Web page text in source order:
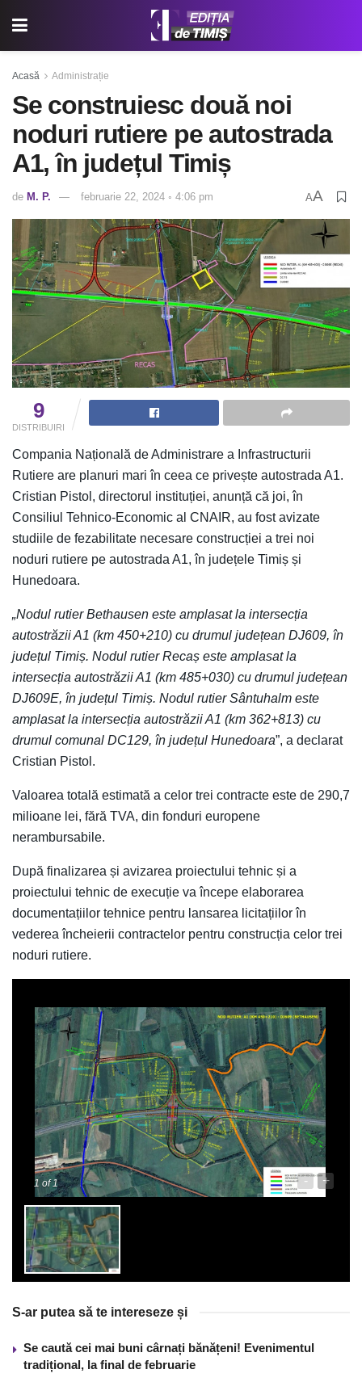
Acasă Administrație
Se construiesc două noi
noduri rutiere pe autostrada
A1, în județul Timiș
de M. P. februarie 22, 2024 ◦ 4:06 pm AA
9
DISTRIBUIRI
Compania Națională de Administrare a Infrastructurii
Rutiere are planuri mari în ceea ce privește autostrada A1.
Cristian Pistol, directorul instituției, anunță că joi, în
Consiliul Tehnico-Economic al CNAIR, au fost avizate
studiile de fezabilitate necesare construcției a trei noi
noduri rutiere pe autostrada A1, în județele Timiș și
Hunedoara.
„Nodul rutier Bethausen este amplasat la intersecția
autostrăzii A1 (km 450+210) cu drumul județean DJ609, în
județul Timiș. Nodul rutier Recaș este amplasat la
intersecția autostrăzii A1 (km 485+030) cu drumul județean
DJ609E, în județul Timiș. Nodul rutier Sântuhalm este
amplasat la intersecția autostrăzii A1 (km 362+813) cu
drumul comunal DC129, în județul Hunedoara”, a declarat
Cristian Pistol.
Valoarea totală estimată a celor trei contracte este de 290,7
milioane lei, fără TVA, din fonduri europene
nerambursabile.
După finalizarea și avizarea proiectului tehnic și a
proiectului tehnic de execuție va începe elaborarea
documentațiilor tehnice pentru lansarea licitațiilor în
vederea încheierii contractelor pentru construcția celor trei
noduri rutiere.
1 of 1 - +
S-ar putea să te intereseze și
Se caută cei mai buni cârnați bănățeni! Evenimentul
tradițional, la final de februarie